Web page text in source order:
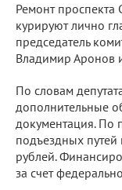
Ремонт проспекта
курируют лично
председатель
Владимир Аронов
По словам
дополнительные
документация. По
подъездных
рублей.
за счет